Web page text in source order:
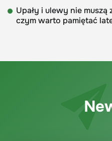
Upały i ulewy nie
czym warto pamiętać